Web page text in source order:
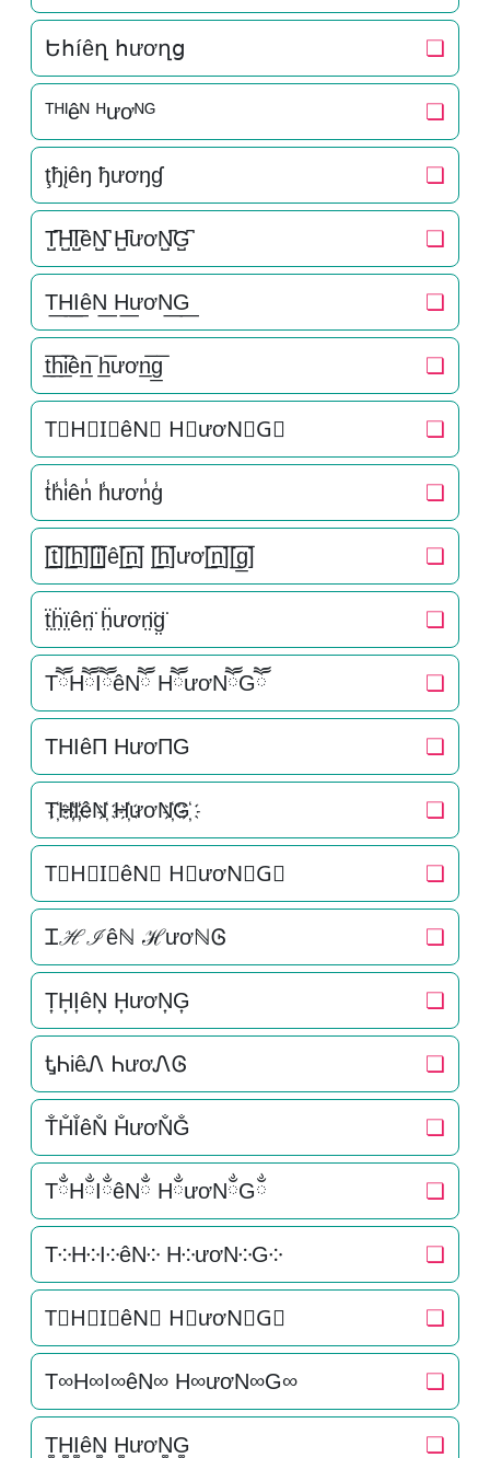
Եհíêղ հươղց ❏
ᵀᴴᴵêᴺ ᴴươᴺᴳ ❏
ţђįêŋ ђươŋɠ ❏
T̺͆H̺͆I̺͆êN̺͆ H̺͆ươN̺͆G̺͆ ❏
T͟H͟I͟êN͟ H͟ươN͟G͟ ❏
t̲̅h̲̅i̲̅ên̲̅ h̲̅ươn̲̅g̲̅ ❏
T⃣H⃣I⃣êN⃣ H⃣ươN⃣G⃣ ❏
t̾h̾i̾ên̾ h̾ươn̾g̾ ❏
[̲̅t̲̅][̲̅h̲̅][̲̅i̲̅]ê[̲̅n̲̅] [̲̅h̲̅]ươ[̲̅n̲̅][̲̅g̲̅] ❏
ẗ̤ḧ̤ï̤ên̤̈ ḧ̤ươn̤̈g̤̈ ❏
TཽHཽIཽêNཽ HཽươNཽGཽ ❏
THIêΠ HươΠG ❏
T҉H҉I҉êN҉ H҉ươN҉G҉ ❏
T⃜H⃜I⃜êN⃜ H⃜ươN⃜G⃜ ❏
Ꮖℋℐêℕ ℋươℕᎶ ❏
T͎H͎I͎êN͎ H͎ươN͎G͎ ❏
ᎿᏂiêᏁ ᏂươᏁᎶ ❏
T̐H̐I̐êN̐ H̐ươN̐G̐ ❏
TྂHྂIྂêNྂ HྂươNྂGྂ ❏
T༶H༶I༶êN༶ H༶ươN༶G༶ ❏
T⃕H⃕I⃕êN⃕ H⃕ươN⃕G⃕ ❏
T∞H∞I∞êN∞ H∞ươN∞G∞ ❏
T͚H͚I͚êN͚ H͚ươN͚G͚ ❏